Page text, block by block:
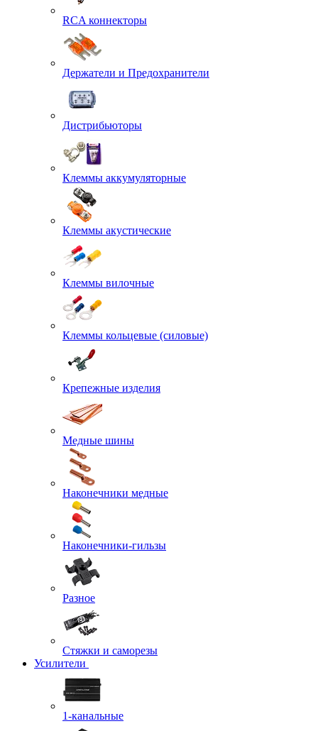
RCA коннекторы
Держатели и Предохранители
Дистрибьюторы
Клеммы аккумуляторные
Клеммы акустические
Клеммы вилочные
Клеммы кольцевые (силовые)
Крепежные изделия
Медные шины
Наконечники медные
Наконечники-гильзы
Разное
Стяжки и саморезы
Усилители
1-канальные